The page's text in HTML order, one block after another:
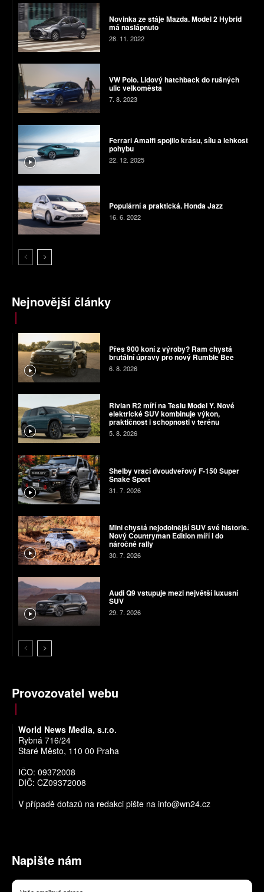
Novinka ze stáje Mazda. Model 2 Hybrid
má našlápnuto
28. 11. 2022
VW Polo. Lidový hatchback do rušných
ulic velkoměsta
7. 8. 2023
Ferrari Amalfi spojilo krásu, sílu a lehkost
pohybu
22. 12. 2025
Populární a praktická. Honda Jazz
16. 6. 2022
Nejnovější články
Přes 900 koní z výroby? Ram chystá
brutální úpravy pro nový Rumble Bee
6. 8. 2026
Rivian R2 míří na Teslu Model Y. Nové
elektrické SUV kombinuje výkon,
praktičnost i schopnosti v terénu
5. 8. 2026
Shelby vrací dvoudveřový F-150 Super
Snake Sport
31. 7. 2026
Mini chystá nejodolnější SUV své historie.
Nový Countryman Edition míří i do
náročné rally
30. 7. 2026
Audi Q9 vstupuje mezi největší luxusní
SUV
29. 7. 2026
Provozovatel webu
World News Media, s.r.o.
Rybná 716/24
Staré Město, 110 00 Praha
IČO: 09372008
DIČ: CZ09372008
V případě dotazů na redakci pište na info@wn24.cz
Napište nám